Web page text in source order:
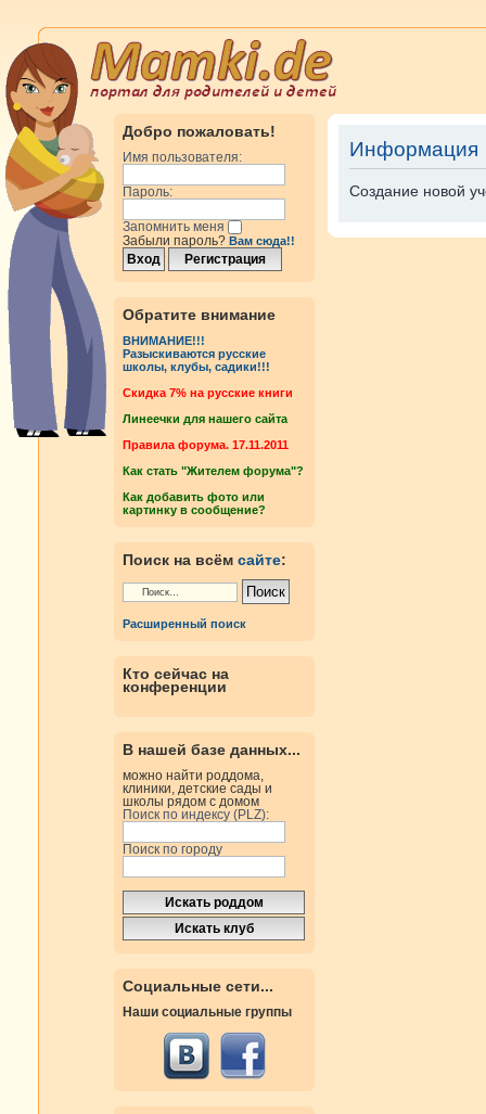
Добро пожаловать!
Имя пользователя:
Пароль:
Запомнить меня
Забыли пароль? Вам сюда!!
Обратите внимание
ВНИМАНИЕ!!!
Разыскиваются русские
школы, клубы, садики!!!
Cкидка 7% на русские книги
Линеечки для нашего сайта
Правила форума. 17.11.2011
Как стать "Жителем форума"?
Как добавить фото или
картинку в сообщение?
Поиск на всём сайте:
Расширенный поиск
Кто сейчас на
конференции
В нашей базе данных...
можно найти роддома,
клиники, детские сады и
школы рядом с домом
Поиск по индексу (PLZ):
Поиск по городу
Социальные сети...
Наши социальные группы
Информация
Создание новой